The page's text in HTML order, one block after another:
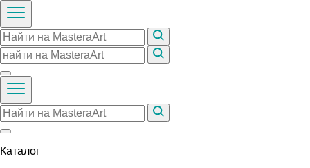
Каталог